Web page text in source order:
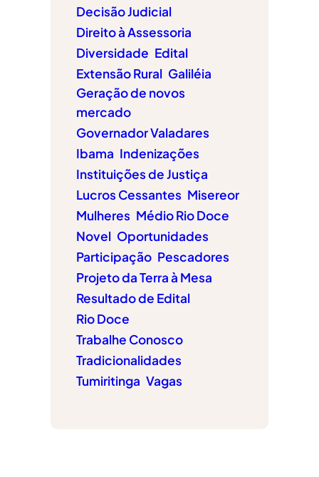
Decisão Judicial
Direito à Assessoria
Diversidade Edital
Extensão Rural Galiléia
Geração de novos
mercado
Governador Valadares
Ibama Indenizações
Instituições de Justiça
Lucros Cessantes Misereor
Mulheres Médio Rio Doce
Novel Oportunidades
Participação Pescadores
Projeto da Terra à Mesa
Resultado de Edital
Rio Doce
Trabalhe Conosco
Tradicionalidades
Tumiritinga Vagas